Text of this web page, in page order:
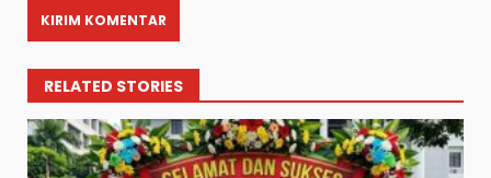
RELATED STORIES